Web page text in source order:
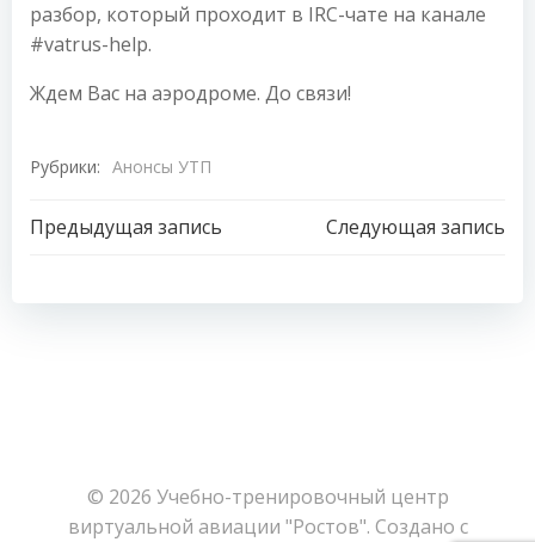
разбор, который проходит в IRC-чате на канале
#vatrus-help.
Ждем Вас на аэродроме. До связи!
Рубрики: Анонсы УТП
Навигация
записям
Предыдущая запись
Навигация
записям
Следующая запись
© 2026 Учебно-тренировочный центр
виртуальной авиации "Ростов". Создано с